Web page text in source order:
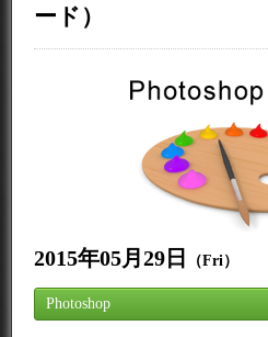
ード）
2015年05月29日 （Fri）
Photoshop